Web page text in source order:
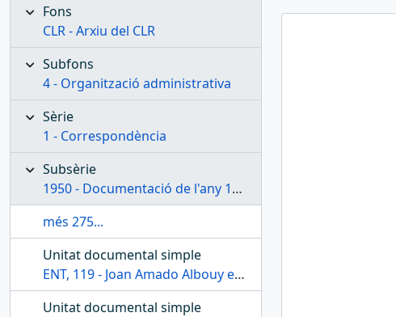
Fons
CLR - Arxiu del CLR
Subfons
4 - Organització administrativa
Sèrie
1 - Correspondència
Subsèrie
1950 - Documentació de l'any 1950
més 275...
Unitat documental simple
ENT, 119 - Joan Amado Albouy es disculpa per no poder assistir a la reunió sobre les obres de l'edifici del Centre de Lectura
Unitat documental simple